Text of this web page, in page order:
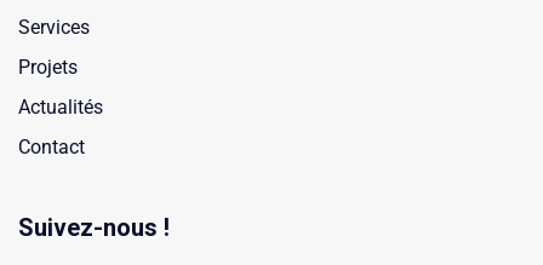
Services
Projets
Actualités
Contact
Suivez-nous !